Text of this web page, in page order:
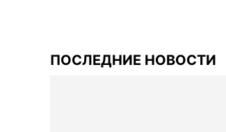
ПОСЛЕДНИЕ НОВОСТИ